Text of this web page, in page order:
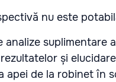
nu este
suplimentare
și
apei de la robinet în